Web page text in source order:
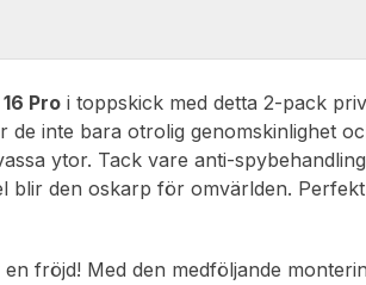
Pro i toppskick med detta 2-pack
de inte bara otrolig genomskinlighet
ytor. Tack vare anti-
blir den oskarp för omvärlden.
fröjd! Med den medföljande